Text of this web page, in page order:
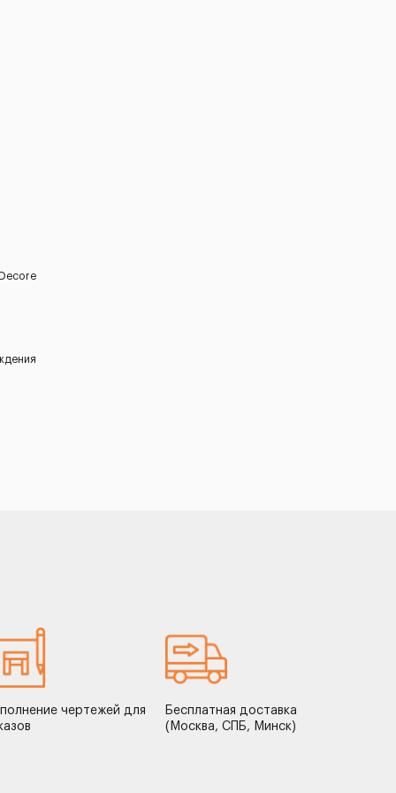
чертежей для
Бесплатная доставка
(Москва, СПБ, Минск)